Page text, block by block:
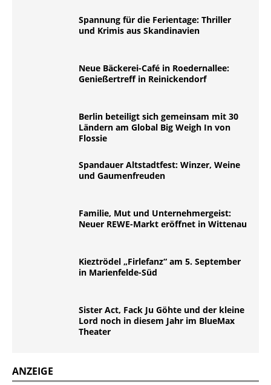
Spannung für die Ferientage: Thriller
und Krimis aus Skandinavien
Neue Bäckerei-Café in Roedernallee:
Genießertreff in Reinickendorf
Berlin beteiligt sich gemeinsam mit 30
Ländern am Global Big Weigh In von
Flossie
Spandauer Altstadtfest: Winzer, Weine
und Gaumenfreuden
Familie, Mut und Unternehmergeist:
Neuer REWE-Markt eröffnet in Wittenau
Kieztrödel „Firlefanz“ am 5. September
in Marienfelde-Süd
Sister Act, Fack Ju Göhte und der kleine
Lord noch in diesem Jahr im BlueMax
Theater
ANZEIGE